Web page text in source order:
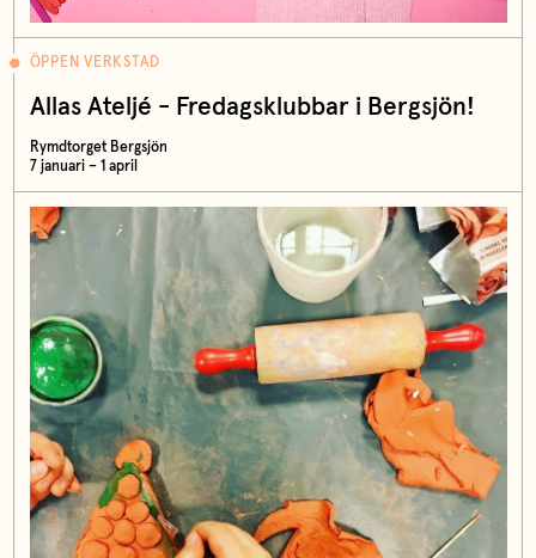
ÖPPEN VERKSTAD
Allas Ateljé - Fredagsklubbar i Bergsjön!
Rymdtorget Bergsjön
7 januari – 1 april